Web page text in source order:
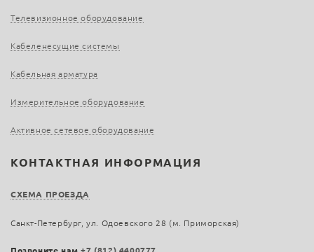
Телевизионное оборудование
Кабеленесущие системы
Кабельная арматура
Измерительное оборудование
Активное сетевое оборудование
КОНТАКТНАЯ ИНФОРМАЦИЯ
СХЕМА ПРОЕЗДА
Санкт-Петербург, ул. Одоевского 28 (м. Приморская)